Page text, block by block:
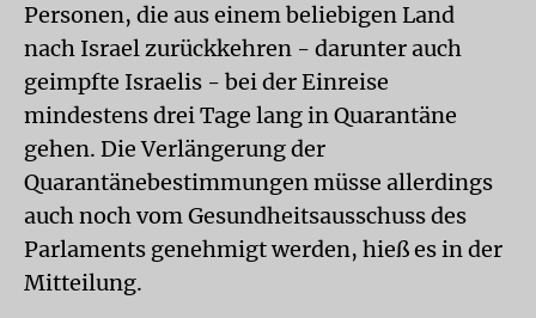
Personen, die aus einem beliebigen Land
nach Israel zurückkehren - darunter auch
geimpfte Israelis - bei der Einreise
mindestens drei Tage lang in Quarantäne
gehen. Die Verlängerung der
Quarantänebestimmungen müsse allerdings
auch noch vom Gesundheitsausschuss des
Parlaments genehmigt werden, hieß es in der
Mitteilung.